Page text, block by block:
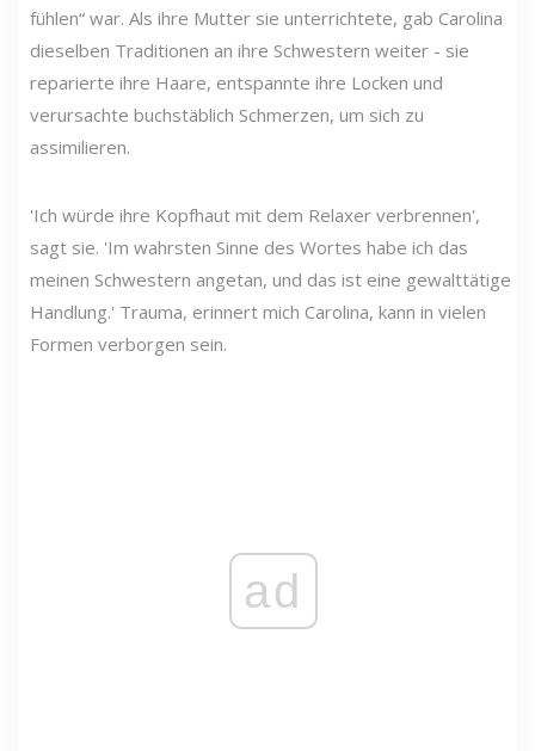
fühlen“ war. Als ihre Mutter sie unterrichtete, gab Carolina
dieselben Traditionen an ihre Schwestern weiter - sie
reparierte ihre Haare, entspannte ihre Locken und
verursachte buchstäblich Schmerzen, um sich zu
assimilieren.
'Ich würde ihre Kopfhaut mit dem Relaxer verbrennen',
sagt sie. 'Im wahrsten Sinne des Wortes habe ich das
meinen Schwestern angetan, und das ist eine gewalttätige
Handlung.' Trauma, erinnert mich Carolina, kann in vielen
Formen verborgen sein.
ad